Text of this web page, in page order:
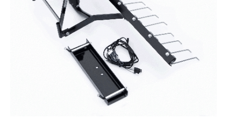
Tips og tricks
4.4 Google Reviews
4.7 Trustpilot